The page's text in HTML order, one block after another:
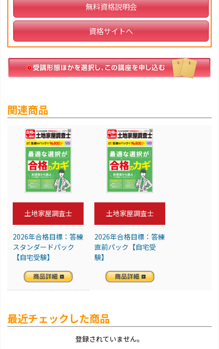
無料資格説明会
資格サイトへ
関連商品
土地家屋調査士
2026年合格目標：答練
スタンダードパック
【自宅受験】
土地家屋調査士
2026年合格目標：答練
直前パック【自宅受
験】
最近チェックした商品
登録されていません。